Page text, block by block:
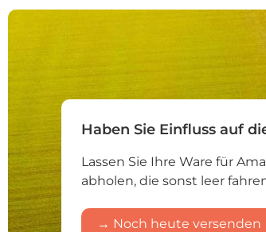
Haben Sie Einfluss auf
Lassen Sie Ihre Ware für
abholen, die sonst leer
→ Noch heute versenden